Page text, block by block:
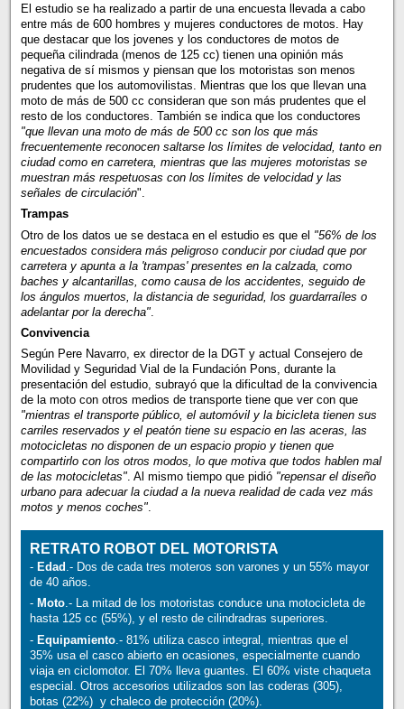
El estudio se ha realizado a partir de una encuesta llevada a cabo
entre más de 600 hombres y mujeres conductores de motos. Hay
que destacar que los jovenes y los conductores de motos de
pequeña cilindrada (menos de 125 cc) tienen una opinión más
negativa de sí mismos y piensan que los motoristas son menos
prudentes que los automovilistas. Mientras que los que llevan una
moto de más de 500 cc consideran que son más prudentes que el
resto de los conductores. También se indica que los conductores
"que llevan una moto de más de 500 cc son los que más
frecuentemente reconocen saltarse los límites de velocidad, tanto en
ciudad como en carretera, mientras que las mujeres motoristas se
muestran más respetuosas con los límites de velocidad y las
señales de circulación".
Trampas
Otro de los datos ue se destaca en el estudio es que el "56% de los
encuestados considera más peligroso conducir por ciudad que por
carretera y apunta a la 'trampas' presentes en la calzada, como
baches y alcantarillas, como causa de los accidentes, seguido de
los ángulos muertos, la distancia de seguridad, los guardarraíles o
adelantar por la derecha".
Convivencia
Según Pere Navarro, ex director de la DGT y actual Consejero de
Movilidad y Seguridad Vial de la Fundación Pons, durante la
presentación del estudio, subrayó que la dificultad de la convivencia
de la moto con otros medios de transporte tiene que ver con que
"mientras el transporte público, el automóvil y la bicicleta tienen sus
carriles reservados y el peatón tiene su espacio en las aceras, las
motocicletas no disponen de un espacio propio y tienen que
compartirlo con los otros modos, lo que motiva que todos hablen mal
de las motocicletas". Al mismo tiempo que pidió "repensar el diseño
urbano para adecuar la ciudad a la nueva realidad de cada vez más
motos y menos coches".
RETRATO ROBOT DEL MOTORISTA
- Edad .- Dos de cada tres moteros son varones y un 55% mayor
de 40 años.
- Moto.- La mitad de los motoristas conduce una motocicleta de
hasta 125 cc (55%), y el resto de cilindradras superiores.
- Equipamiento.- 81% utiliza casco integral, mientras que el
35% usa el casco abierto en ocasiones, especialmente cuando
viaja en ciclomotor. El 70% lleva guantes. El 60% viste chaqueta
especial. Otros accesorios utilizados son las coderas (305),
botas (22%) y chaleco de protección (20%).